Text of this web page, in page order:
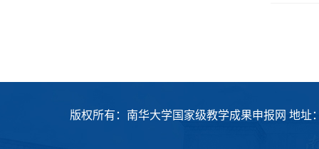
版权所有：南华大学国家级教学成果申报网 地址